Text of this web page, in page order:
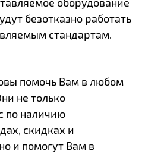
безотказно работать
стандартам.
помочь Вам в любом
не только
по наличию
скидках и
и помогут Вам в